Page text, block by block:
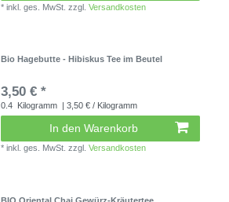
*inkl. ges. MwSt. zzgl.Versandkosten
Bio Hagebutte - Hibiskus Tee im Beutel
3,50 € *
0.4 Kilogramm | 3,50 € / Kilogramm
In den Warenkorb
*inkl. ges. MwSt. zzgl.Versandkosten